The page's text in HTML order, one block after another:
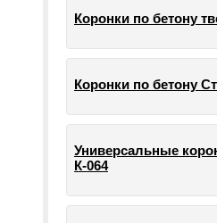
Коронки по бетону
Коронки по бетону
Универсальные
К-064